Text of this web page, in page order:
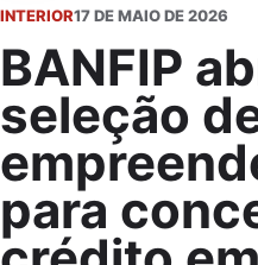
INTERIOR17 DE MAIO DE 2026
BANFIP
seleção
para